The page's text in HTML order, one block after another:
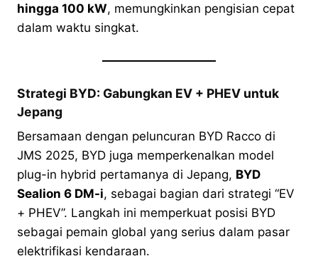
hingga 100 kW, memungkinkan pengisian cepat
dalam waktu singkat.
Strategi BYD: Gabungkan EV + PHEV untuk
Jepang
Bersamaan dengan peluncuran BYD Racco di
JMS 2025, BYD juga memperkenalkan model
plug-in hybrid pertamanya di Jepang, BYD
Sealion 6 DM-i, sebagai bagian dari strategi “EV
+ PHEV”. Langkah ini memperkuat posisi BYD
sebagai pemain global yang serius dalam pasar
elektrifikasi kendaraan.